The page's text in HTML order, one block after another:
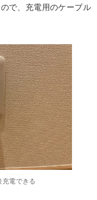
で、充電用のケーブル
電できる